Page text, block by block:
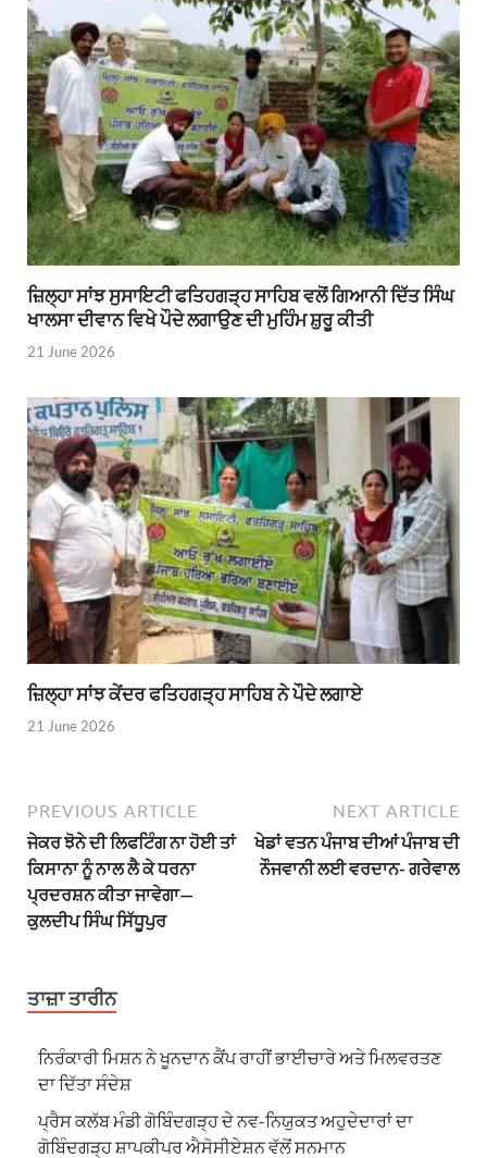
ਜ਼ਿਲ੍ਹਾ ਸਾਂਝ ਸੁਸਾਇਟੀ ਫਤਿਹਗੜ੍ਹ ਸਾਹਿਬ ਵਲੋਂ ਗਿਆਨੀ ਦਿੱਤ ਸਿੰਘ
ਖਾਲਸਾ ਦੀਵਾਨ ਵਿਖੇ ਪੌਦੇ ਲਗਾਉਣ ਦੀ ਮੁਹਿੰਮ ਸ਼ੁਰੂ ਕੀਤੀ
21 June 2026
ਜ਼ਿਲ੍ਹਾ ਸਾਂਝ ਕੇਂਦਰ ਫਤਿਹਗੜ੍ਹ ਸਾਹਿਬ ਨੇ ਪੌਦੇ ਲਗਾਏ
21 June 2026
PREVIOUS ARTICLE
ਜੇਕਰ ਝੋਨੇ ਦੀ ਲਿਫਟਿੰਗ ਨਾ ਹੋਈ ਤਾਂ
ਕਿਸਾਨਾ ਨੂੰ ਨਾਲ ਲੈ ਕੇ ਧਰਨਾ
ਪ੍ਰਦਰਸ਼ਨ ਕੀਤਾ ਜਾਵੇਗਾ—
ਕੁਲਦੀਪ ਸਿੰਘ ਸਿੱਧੂਪੁਰ
NEXT ARTICLE
ਖੇਡਾਂ ਵਤਨ ਪੰਜਾਬ ਦੀਆਂ ਪੰਜਾਬ ਦੀ
ਨੌਜਵਾਨੀ ਲਈ ਵਰਦਾਨ- ਗਰੇਵਾਲ
ਤਾਜ਼ਾ ਤਾਰੀਨ
ਨਿਰੰਕਾਰੀ ਮਿਸ਼ਨ ਨੇ ਖੂਨਦਾਨ ਕੈਂਪ ਰਾਹੀਂ ਭਾਈਚਾਰੇ ਅਤੇ ਮਿਲਵਰਤਣ
ਦਾ ਦਿੱਤਾ ਸੰਦੇਸ਼
ਪ੍ਰੈਸ ਕਲੱਬ ਮੰਡੀ ਗੋਬਿੰਦਗੜ੍ਹ ਦੇ ਨਵ-ਨਿਯੁਕਤ ਅਹੁਦੇਦਾਰਾਂ ਦਾ
ਗੋਬਿੰਦਗੜ੍ਹ ਸ਼ਾਪਕੀਪਰ ਐਸੋਸੀਏਸ਼ਨ ਵੱਲੋਂ ਸਨਮਾਨ